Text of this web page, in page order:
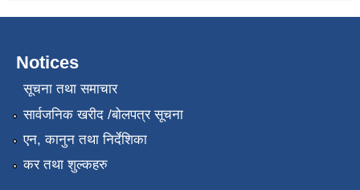
Notices
सूचना तथा समाचार
सार्वजनिक खरीद /बोलपत्र सूचना
एन, कानुन तथा निर्देशिका
कर तथा शुल्कहरु